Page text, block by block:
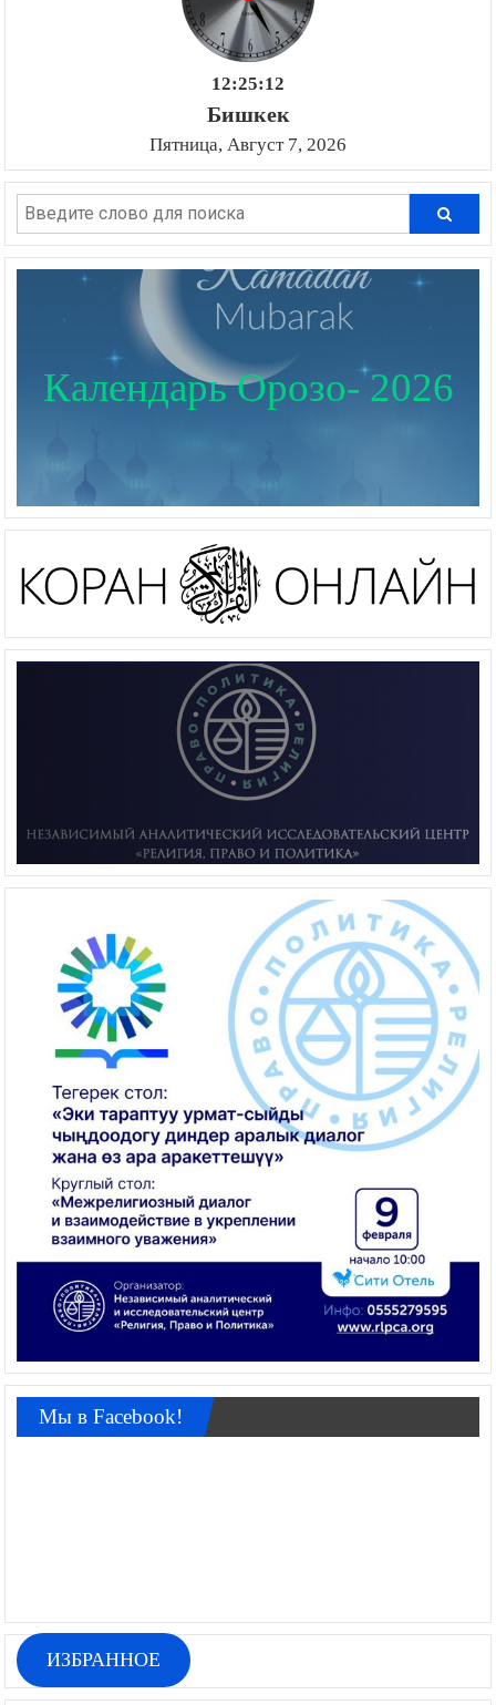
12:25:13
Бишкек
Пятница, Август 7, 2026
Календарь Орозо- 2026
Мы в Facebook!
ИЗБРАННОЕ